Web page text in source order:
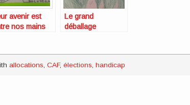
avenir est
nos mains
Le grand
déballage
allocations ,CAF,élections ,handicap